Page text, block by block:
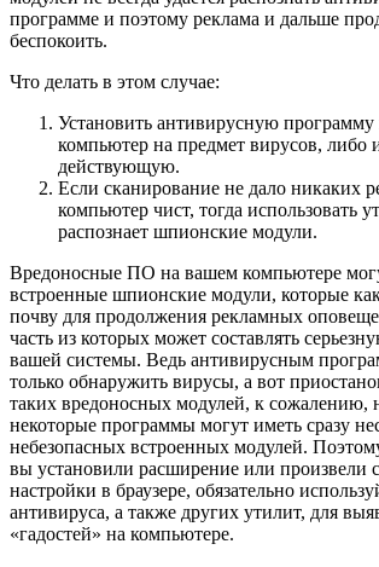
программе и поэтому реклама и дальше
беспокоить.
Что делать в этом случае:
Установить антивирусную программу
компьютер на предмет вирусов, либо
действующую.
Если сканирование не дало никаких
компьютер чист, тогда использовать
распознает шпионские модули.
Вредоносные ПО на вашем компьютере
встроенные шпионские модули, которые
почву для продолжения рекламных
часть из которых может составлять
вашей системы. Ведь антивирусным
только обнаружить вирусы, а вот
таких вредоносных модулей, к сожалению,
некоторые программы могут иметь сразу
небезопасных встроенных модулей.
вы установили расширение или произвели
настройки в браузере, обязательно
антивируса, а также других утилит, для
«гадостей» на компьютере.